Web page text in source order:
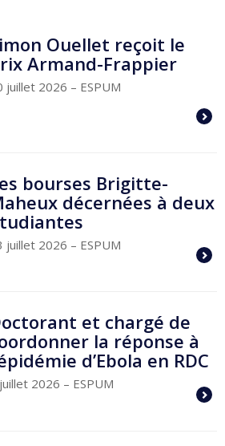
Ouellet reçoit le
Armand-Frappier
juillet 2026 – ESPUM
bourses Brigitte-
décernées à deux
juillet 2026 – ESPUM
et chargé de
la réponse à
d’Ebola en RDC
2026 – ESPUM